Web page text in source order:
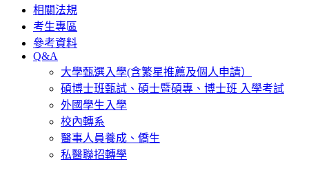
相關法規
考生專區
參考資料
Q&A
大學甄選入學(含繁星推薦及個人申請）
碩博士班甄試、碩士暨碩專、博士班 入學考試
外國學生入學
校內轉系
醫事人員養成、僑生
私醫聯招轉學